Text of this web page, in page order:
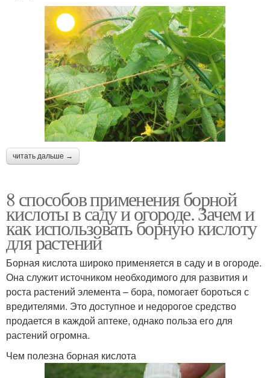
читать дальше →
8 способов применения борной
кислоты в саду и огороде. Зачем и
как использовать борную кислоту
для растений
Борная кислота широко применяется в саду и в огороде.
Она служит источником необходимого для развития и
роста растений элемента – бора, помогает бороться с
вредителями. Это доступное и недорогое средство
продается в каждой аптеке, однако польза его для
растений огромна.
Чем полезна борная кислота